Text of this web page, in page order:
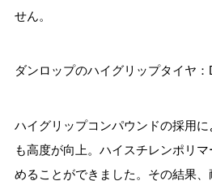
せん。
ダンロップのハイグリップタイヤ
ハイグリップコンパウンドの採用
も高度が向上。ハイスチレンポリ
めることができました。その結果